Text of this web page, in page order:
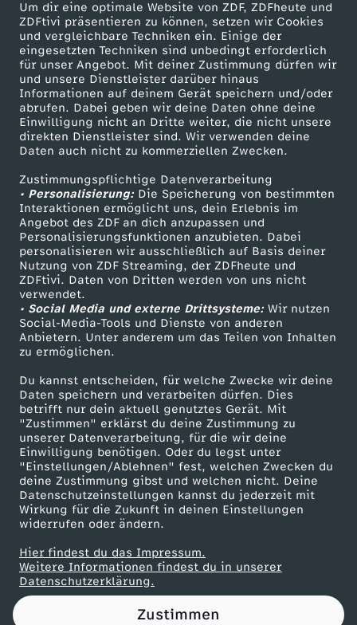
Um dir eine optimale Website von ZDF, ZDFheute und
ZDFtivi präsentieren zu können, setzen wir Cookies
und vergleichbare Techniken ein. Einige der
eingesetzten Techniken sind unbedingt erforderlich
für unser Angebot. Mit deiner Zustimmung dürfen wir
und unsere Dienstleister darüber hinaus
Informationen auf deinem Gerät speichern und/oder
abrufen. Dabei geben wir deine Daten ohne deine
Einwilligung nicht an Dritte weiter, die nicht unsere
direkten Dienstleister sind. Wir verwenden deine
Daten auch nicht zu kommerziellen Zwecken.
Zustimmungspflichtige Datenverarbeitung
• Personalisierung:Die Speicherung von bestimmten
Interaktionen ermöglicht uns, dein Erlebnis im
Angebot des ZDF an dich anzupassen und
Personalisierungsfunktionen anzubieten. Dabei
personalisieren wir ausschließlich auf Basis deiner
Nutzung von ZDF Streaming, der ZDFheute und
ZDFtivi. Daten von Dritten werden von uns nicht
verwendet.
• Social Media und externe Drittsysteme:Wir nutzen
Social-Media-Tools und Dienste von anderen
Anbietern. Unter anderem um das Teilen von Inhalten
zu ermöglichen.
Du kannst entscheiden, für welche Zwecke wir deine
Daten speichern und verarbeiten dürfen. Dies
betrifft nur dein aktuell genutztes Gerät. Mit
"Zustimmen" erklärst du deine Zustimmung zu
unserer Datenverarbeitung, für die wir deine
Einwilligung benötigen. Oder du legst unter
"Einstellungen/Ablehnen" fest, welchen Zwecken du
deine Zustimmung gibst und welchen nicht. Deine
Datenschutzeinstellungen kannst du jederzeit mit
Wirkung für die Zukunft in deinen Einstellungen
widerrufen oder ändern.
Hier findest du das Impressum.
Weitere Informationen findest du in unserer
Datenschutzerklärung.
Zustimmen
u
s
h
a
l
t
2
0
2
6
:
A
l
l
g
e
Mehr ZDF
ZDF-Apps
Smart TV
ZDFtext
Livestreams
Sendungen A-Z
TV-Programm
Service
ZDFmitreden
Kontakt zum ZDF
Tickets
Zuschauerservice
Hilfe
ZDF Unternehmen
Karriere
ZDF goes Schule
Werbefernsehen
Mainzelmännchen
Partner